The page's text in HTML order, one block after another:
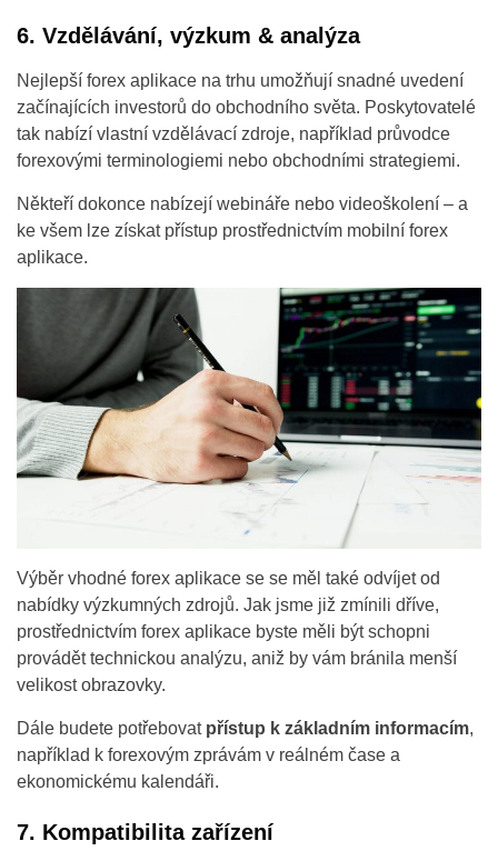
6. Vzdělávání, výzkum & analýza
Nejlepší forex aplikace na trhu umožňují snadné uvedení
začínajících investorů do obchodního světa. Poskytovatelé
tak nabízí vlastní vzdělávací zdroje, například průvodce
forexovými terminologiemi nebo obchodními strategiemi.
Někteří dokonce nabízejí webináře nebo videoškolení – a
ke všem lze získat přístup prostřednictvím mobilní forex
aplikace.
Výběr vhodné forex aplikace se se měl také odvíjet od
nabídky výzkumných zdrojů. Jak jsme již zmínili dříve,
prostřednictvím forex aplikace byste měli být schopni
provádět technickou analýzu, aniž by vám bránila menší
velikost obrazovky.
Dále budete potřebovat přístup k základním informacím,
například k forexovým zprávám v reálném čase a
ekonomickému kalendáři.
7. Kompatibilita zařízení